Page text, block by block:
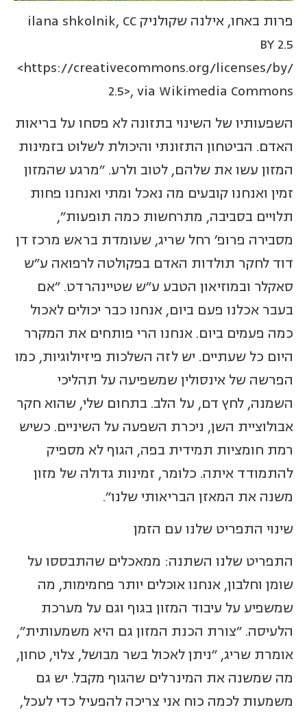
פרות באחו, אילנה שקולניק ilana shkolnik, CC
BY 2.5
<https://creativecommons.org/licenses/by/
2.5>, via Wikimedia Commons
השפעותיו של השינוי בתזונה לא פסחו על בריאות
האדם. הביטחון התזונתי והיכולת לשלוט בזמינות
המזון עשו את שלהם, לטוב ולרע. "מרגע שהמזון
זמין ואנחנו קובעים מה נאכל ומתי ואנחנו פחות
תלויים בסביבה, מתרחשות כמה תופעות",
מסבירה פרופ' רחל שריג, שעומדת בראש מרכז דן
דוד לחקר תולדות האדם בפקולטה לרפואה ע"ש
סאקלר ובמוזיאון הטבע ע"ש שטיינהרדט. "אם
בעבר אכלנו פעם ביום, אנחנו כבר יכולים לאכול
כמה פעמים ביום. אנחנו הרי פותחים את המקרר
היום כל שעתיים. יש לזה השלכות פיזיולוגיות, כמו
הפרשה של אינסולין שמשפיעה על תהליכי
השמנה, לחץ דם, על הלב. בתחום שלי, שהוא חקר
אבולוציית השן, ניכרת השפעה על השיניים. כשיש
רמת חומציות תמידית בפה, הגוף לא מספיק
להתמודד איתה. כלומר, זמינות גדולה של מזון
משנה את המאזן הבריאותי שלנו".
שינוי התפריט שלנו עם הזמן
התפריט שלנו השתנה: ממאכלים שהתבססו על
שומן וחלבון, אנחנו אוכלים יותר פחמימות, מה
שמשפיע על עיבוד המזון בגוף וגם על מערכת
הלעיסה. "צורת הכנת המזון גם היא משמעותית",
אומרת שריג, "ניתן לאכול בשר מבושל, צלוי, טחון,
מה שמשנה את המינרלים שהגוף מקבל. יש גם
משמעות לכמה כוח אני צריכה להפעיל כדי לעכל,